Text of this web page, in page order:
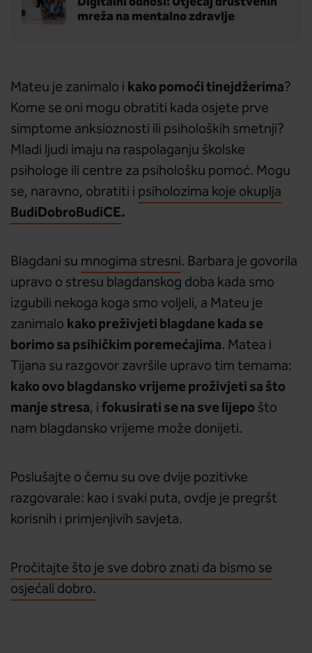
mreža na mentalno zdravlje
Mateu je zanimalo i kako pomoći tinejdžerima?
Kome se oni mogu obratiti kada osjete prve
simptome anksioznosti ili psiholoških smetnji?
Mladi ljudi imaju na raspolaganju školske
psihologe ili centre za psihološku pomoć. Mogu
se, naravno, obratiti i psiholozima koje okuplja
BudiDobroBudiCE.
Blagdani su mnogima stresni. Barbara je govorila
upravo o stresu blagdanskog doba kada smo
izgubili nekoga koga smo voljeli, a Mateu je
zanimalo kako preživjeti blagdane kada se
borimo sa psihičkim poremećajima. Matea i
Tijana su razgovor završile upravo tim temama:
kako ovo blagdansko vrijeme proživjeti sa što
manje stresa, ifokusirati se na sve lijepo što
nam blagdansko vrijeme može donijeti.
Poslušajte o čemu su ove dvije pozitivke
razgovarale: kao i svaki puta, ovdje je pregršt
korisnih i primjenjivih savjeta.
Pročitajte što je sve dobro znati da bismo se
osjećali dobro.